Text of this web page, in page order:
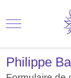
Mobile Menu
Philippe